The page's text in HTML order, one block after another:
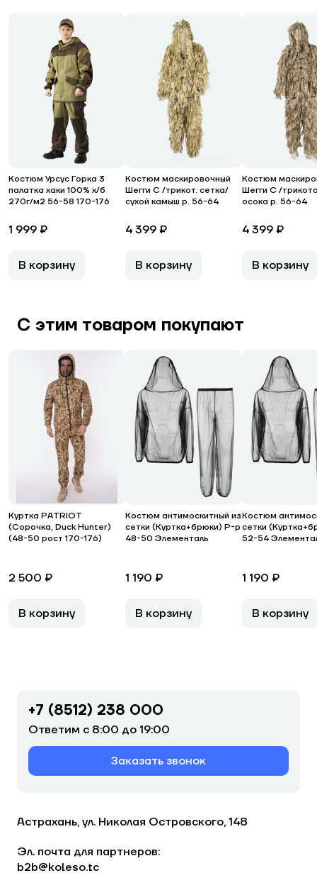
Костюм Урсус Горка 3
палатка хаки 100% х/б
270г/м2 56-58 170-176
1 999 ₽
В корзину
Костюм маскировочный
Шегги С /трикот. сетка/
сухой камыш р. 56-64
4 399 ₽
В корзину
Костюм
Шегги С /
осока р. 56-64
4 399 ₽
В корзину
С этим товаром покупают
Куртка PATRIOT
(Сорочка, Duck Hunter)
(48-50 рост 170-176)
2 500 ₽
В корзину
Костюм антимоскитный из
сетки (Куртка+брюки) Р-р
48-50 Элементаль
1 190 ₽
В корзину
Костюм
сетки
52-54
1 190 ₽
В корзину
+7 (8512) 238 000
Ответим с 8:00 до 19:00
Заказать звонок
Астрахань, ул. Николая Островского, 148
Эл. почта для партнеров:
b2b@koleso.tc